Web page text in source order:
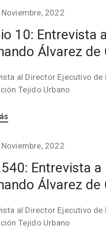
Noviembre, 2022
10: Entrevista a
Álvarez de
al Director Ejecutivo de
Tejido Urbano
Noviembre, 2022
Entrevista a
Álvarez de
al Director Ejecutivo de
Tejido Urbano